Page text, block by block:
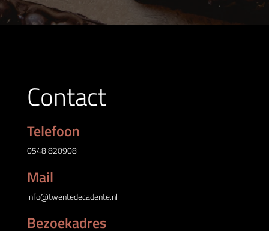
Contact
Telefoon
0548 820908
Mail
info@twentedecadente.nl
Bezoekadres